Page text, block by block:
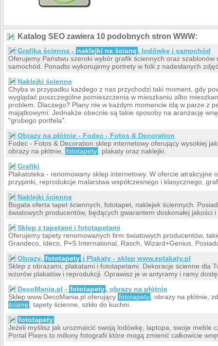
Katalog SEO zawiera 10 podobnych stron WWW:
Grafika ścienna - naklejki na ścianę, lodówkę i samochód
Oferujemy Państwu szeroki wybór grafik ściennych oraz
samochód. Ponadto wykonujemy portrety w folii z nadesłanych
Naklejki ścienne
Chyba w przypadku każdego z nas przychodzi taki moment, gdy
wyglądać poszczególne pomieszczenia w mieszkaniu albo
problem. Dlaczego? Plany nie w każdym momencie idą w parze z
majątkowymi. Jednakże obecnie są takie sposoby na aranżację
"grubego portfela".
Obrazy na płótnie - Fodec - Fotos & Decoration
Fodec - Fotos & Decoration sklep internetowy oferujący wysokiej
obrazy na płótnie,
fototapety
, plakaty oraz naklejki.
Grafiki
Plakatoteka - renomowany sklep internetowy. W ofercie atrakcyjne
przypinki, reprodukcje malarstwa współczesnego i klasycznego,
Naklejki ścienne
Bogata oferta tapet ściennych, fototapet, naklejek ściennych.
światowych producentów, będących gwarantem doskonałej jakości
Sklep z tapetami i fototapetami
Oferujemy tapety renomowanych firm światowych producentów,
Grandeco, Ideco, P+S International, Rasch, Wizard+Genius.
Obrazy, fototapety i Plakaty - sklep www.eplakaty.pl
Sklep z obrazami, plakatami i fototapetami. Dekoracje ścienne dla
wzorów plakatów i reprodukcji. Oprawisz je w antyramy i ramy
DecoMania.pl - fototapety, obrazy na płótnie
Sklep www.DecoMania.pl oferujący fototapety
, obrazy na płótnie,
ścianę
, tapety ścienne, szkło do kuchni.
fototapety
Jeżeli myślisz jak urozmaicić swoją lodówkę, laptopa, swoje meble
Portal Pixers to miliony fotografii które mogą zmienić całkowicie